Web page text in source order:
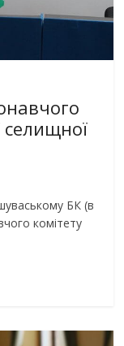
селищної
БК (в
комітету